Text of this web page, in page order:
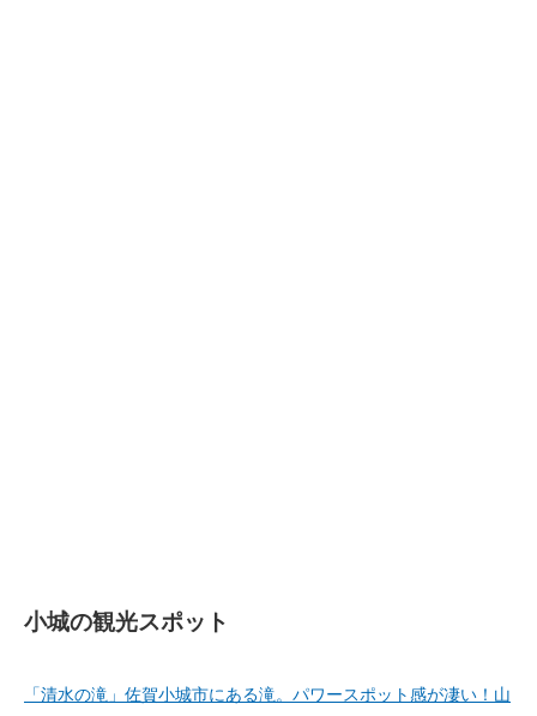
小城の観光スポット
「清水の滝」佐賀小城市にある滝。パワースポット感が凄い！山